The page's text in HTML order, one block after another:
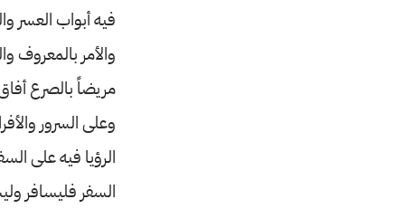
فيه أبواب العسر
والأمر بالمعروف
مريضاً بالصرع
وعلى السرور
الرؤيا فيه على
السفر فليسافر